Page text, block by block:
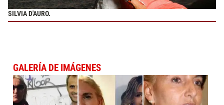
SILVIA D'AURO.
GALERÍA DE IMÁGENES